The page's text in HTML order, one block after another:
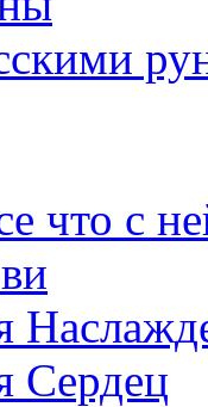
что с
Сердец